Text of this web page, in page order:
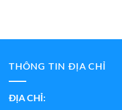
THÔNG TIN ĐỊA CHỈ
ĐỊA CHỈ: